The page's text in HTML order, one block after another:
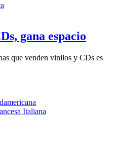
gana espacio
que venden vinilos y CDs es
Italiana